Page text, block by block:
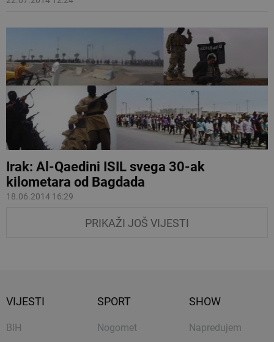
Irak: Al-Qaedini ISIL svega 30-ak
kilometara od Bagdada
18.06.2014 16:29
PRIKAŽI JOŠ VIJESTI
VIJESTI
BIH
SPORT
Nogomet
SHOW
Napredujem